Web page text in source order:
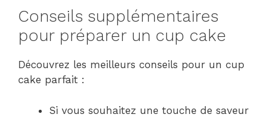
Conseils supplémentaires
pour préparer un cup cake
Découvrez les meilleurs conseils pour un cup
cake parfait :
Si vous souhaitez une touche de saveur